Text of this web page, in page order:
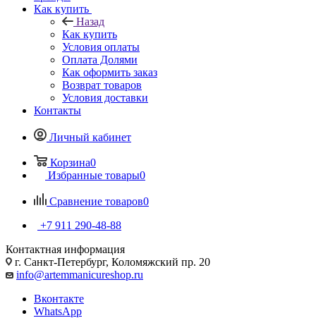
Как купить
Назад
Как купить
Условия оплаты
Оплата Долями
Как оформить заказ
Возврат товаров
Условия доставки
Контакты
Личный кабинет
Корзина0
Избранные товары0
Сравнение товаров0
+7 911 290-48-88
Контактная информация
г. Санкт-Петербург, Коломяжский пр. 20
info@artemmanicureshop.ru
Вконтакте
WhatsApp